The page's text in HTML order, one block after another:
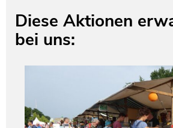
Diese Aktionen
bei uns: